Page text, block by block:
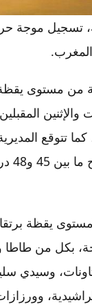
المغرب.
من مستوى
السبت والإثنين
تتوقع
(مستوى يقظة
وسيدي